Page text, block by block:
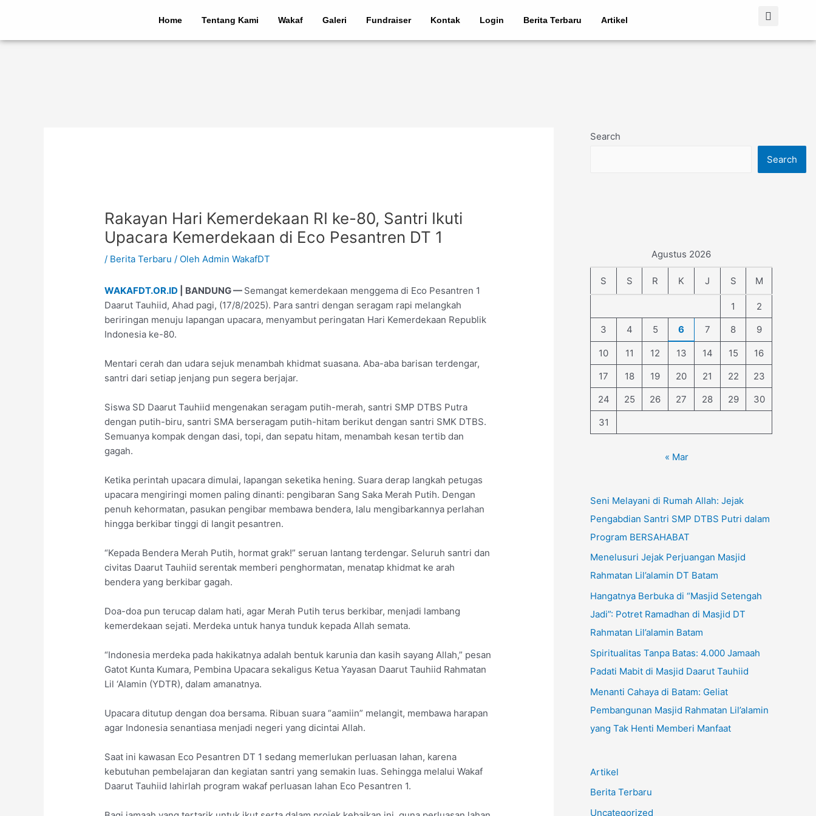
Home Tentang Kami Wakaf Galeri Fundraiser Kontak Login Berita Terbaru Artikel
Rakayan Hari Kemerdekaan RI ke-80, Santri Ikuti
Upacara Kemerdekaan di Eco Pesantren DT 1
/ Berita Terbaru / OlehAdmin WakafDT
WAKAFDT.OR.ID | BANDUNG — Semangat kemerdekaan menggema di Eco Pesantren 1
Daarut Tauhiid, Ahad pagi, (17/8/2025). Para santri dengan seragam rapi melangkah
beriringan menuju lapangan upacara, menyambut peringatan Hari Kemerdekaan Republik
Indonesia ke-80.
Mentari cerah dan udara sejuk menambah khidmat suasana. Aba-aba barisan terdengar,
santri dari setiap jenjang pun segera berjajar.
Siswa SD Daarut Tauhiid mengenakan seragam putih-merah, santri SMP DTBS Putra
dengan putih-biru, santri SMA berseragam putih-hitam berikut dengan santri SMK DTBS.
Semuanya kompak dengan dasi, topi, dan sepatu hitam, menambah kesan tertib dan
gagah.
Ketika perintah upacara dimulai, lapangan seketika hening. Suara derap langkah petugas
upacara mengiringi momen paling dinanti: pengibaran Sang Saka Merah Putih. Dengan
penuh kehormatan, pasukan pengibar membawa bendera, lalu mengibarkannya perlahan
hingga berkibar tinggi di langit pesantren.
“Kepada Bendera Merah Putih, hormat grak!” seruan lantang terdengar. Seluruh santri dan
civitas Daarut Tauhiid serentak memberi penghormatan, menatap khidmat ke arah
bendera yang berkibar gagah.
Doa-doa pun terucap dalam hati, agar Merah Putih terus berkibar, menjadi lambang
kemerdekaan sejati. Merdeka untuk hanya tunduk kepada Allah semata.
“Indonesia merdeka pada hakikatnya adalah bentuk karunia dan kasih sayang Allah,” pesan
Gatot Kunta Kumara, Pembina Upacara sekaligus Ketua Yayasan Daarut Tauhiid Rahmatan
Lil ‘Alamin (YDTR), dalam amanatnya.
Upacara ditutup dengan doa bersama. Ribuan suara “aamiin” melangit, membawa harapan
agar Indonesia senantiasa menjadi negeri yang dicintai Allah.
Saat ini kawasan Eco Pesantren DT 1 sedang memerlukan perluasan lahan, karena
kebutuhan pembelajaran dan kegiatan santri yang semakin luas. Sehingga melalui Wakaf
Daarut Tauhiid lahirlah program wakaf perluasan lahan Eco Pesantren 1.
Search
Search
Agustus 2026
S S R K J S M
1
2
3
4 5 6 7 8 9
10 11 12 13 14 15
16
17
18 19 20 21 22
23
24
25 26 27 28 29
30
31
« Mar
Seni Melayani di Rumah Allah: Jejak
Pengabdian Santri SMP DTBS Putri dalam
Program BERSAHABAT
Menelusuri Jejak Perjuangan Masjid
Rahmatan Lil’alamin DT Batam
Hangatnya Berbuka di “Masjid Setengah
Jadi”: Potret Ramadhan di Masjid DT
Rahmatan Lil’alamin Batam
Spiritualitas Tanpa Batas: 4.000 Jamaah
Padati Mabit di Masjid Daarut Tauhiid
Menanti Cahaya di Batam: Geliat
Pembangunan Masjid Rahmatan Lil’alamin
yang Tak Henti Memberi Manfaat
Artikel
Berita Terbaru
Uncategorized